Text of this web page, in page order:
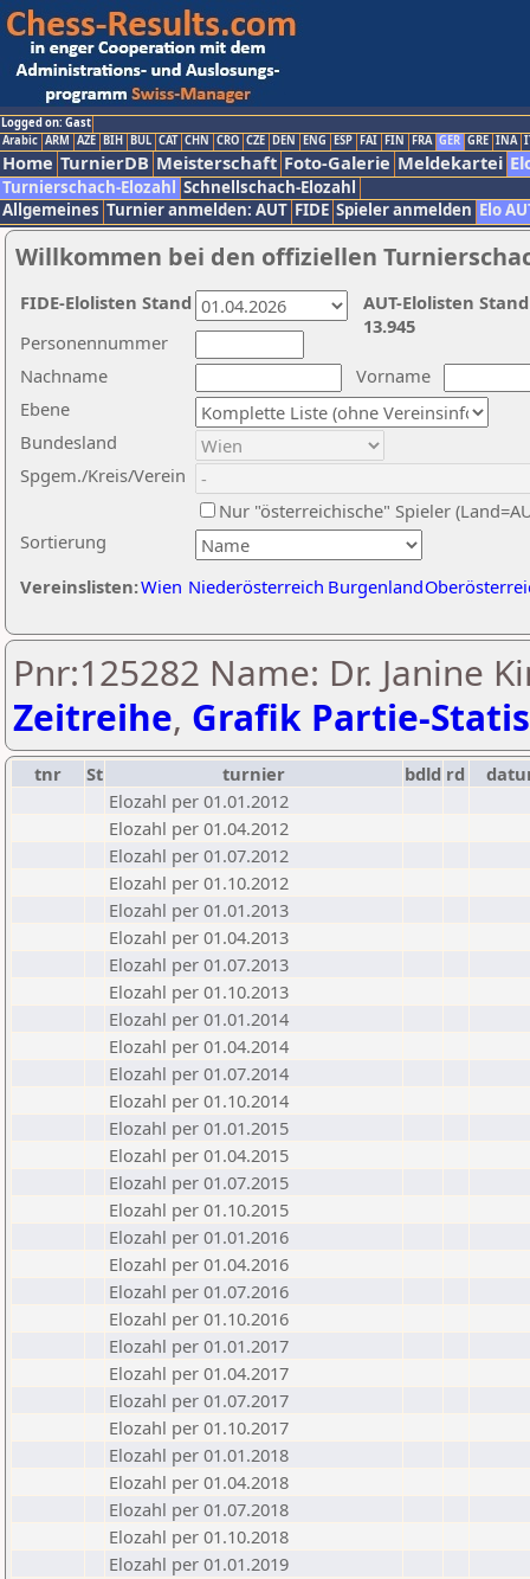
Logged on: Gast
Arabic ARM AZE BIH BUL CAT CHN CRO CZE DEN ENG ESP FAI FIN FRA GER GRE INA
Home TurnierDB Meisterschaft Foto-Galerie Meldekartei
Turnierschach-Elozahl Schnellschach-Elozahl
Allgemeines Turnier anmelden: AUT FIDE Spieler anmelden Elo
Willkommen bei den offiziellen
Nachname
Vorname
Ebene
Sortierung
Personennummer
Bundesland
Spgem./Kreis/Verein
Nur "österreichische" Spieler
Vereinslisten:Wien Niederösterreich Burgenland
AUT-Elolisten
13.945
FIDE-Elolisten Stand
Pnr:125282 Name: Dr. Janine
Zeitreihe, Grafik Partie-
tnr St turnier bdld rd
Elozahl per 01.01.2012
Elozahl per 01.04.2012
Elozahl per 01.07.2012
Elozahl per 01.10.2012
Elozahl per 01.01.2013
Elozahl per 01.04.2013
Elozahl per 01.07.2013
Elozahl per 01.10.2013
Elozahl per 01.01.2014
Elozahl per 01.04.2014
Elozahl per 01.07.2014
Elozahl per 01.10.2014
Elozahl per 01.01.2015
Elozahl per 01.04.2015
Elozahl per 01.07.2015
Elozahl per 01.10.2015
Elozahl per 01.01.2016
Elozahl per 01.04.2016
Elozahl per 01.07.2016
Elozahl per 01.10.2016
Elozahl per 01.01.2017
Elozahl per 01.04.2017
Elozahl per 01.07.2017
Elozahl per 01.10.2017
Elozahl per 01.01.2018
Elozahl per 01.04.2018
Elozahl per 01.07.2018
Elozahl per 01.10.2018
Elozahl per 01.01.2019